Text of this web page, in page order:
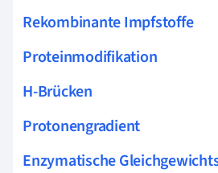
Rekombinante Impfstoffe
Proteinmodifikation
H-Brücken
Protonengradient
Enzymatische